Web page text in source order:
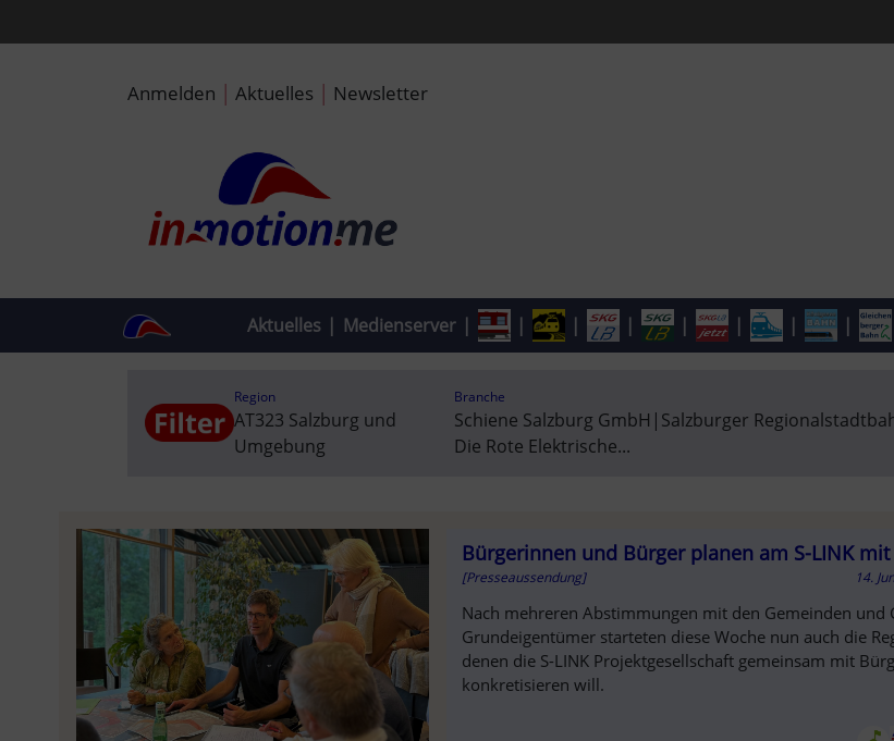
Anmelden | Aktuelles | Newsletter
Aktuelles | Medienserver | | | | | | | |
Region
AT323 Salzburg und
Umgebung
Branche
Schiene Salzburg GmbH | Salzburger
Die Rote Elektrische...
Bürgerinnen und Bürger planen am S-LINK mit
[Presseaussendung] 14.
Nach mehreren Abstimmungen mit den Gemeinden und
Grundeigentümer starteten diese Woche nun auch die
denen die S-LINK Projektgesellschaft gemeinsam mit
konkretisieren will.